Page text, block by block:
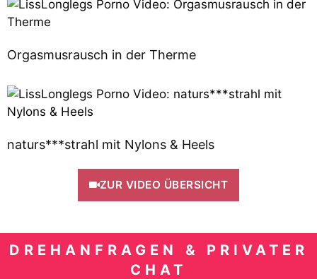
Orgasmusrausch in der Therme
naturs***strahl mit Nylons & Heels
ZUR VIDEO ÜBERSICHT
DREHANFRAGEN & PRIVATER
CHAT